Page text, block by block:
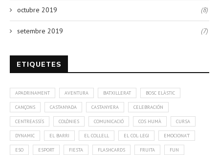
octubre 2019 (8)
setembre 2019 (7)
ETIQUETES
APADRINAMENT AVENTURA BATXILLERAT BOSC ELÀSTIC
CANÇONS CASTANYADA CASTANYERA CELEBRACIÓN
CENTREASSÍS COLÒNIES COMUNICACIÓ COS HUMÀ CURSA
DYNAMIC EL BARRI EL COLLELL EL COL·LEGI EMOCIONA'T
ESO ESPORT FIESTA FLASHCARDS FRUITA FUN